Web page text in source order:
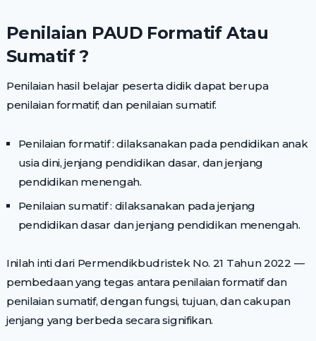
Penilaian PAUD Formatif Atau
Sumatif ?
Penilaian hasil belajar peserta didik dapat berupa
penilaian formatif; dan penilaian sumatif.
Penilaian formatif : dilaksanakan pada pendidikan anak
usia dini, jenjang pendidikan dasar, dan jenjang
pendidikan menengah.
Penilaian sumatif : dilaksanakan pada jenjang
pendidikan dasar dan jenjang pendidikan menengah.
Inilah inti dari Permendikbudristek No. 21 Tahun 2022 —
pembedaan yang tegas antara penilaian formatif dan
penilaian sumatif, dengan fungsi, tujuan, dan cakupan
jenjang yang berbeda secara signifikan.